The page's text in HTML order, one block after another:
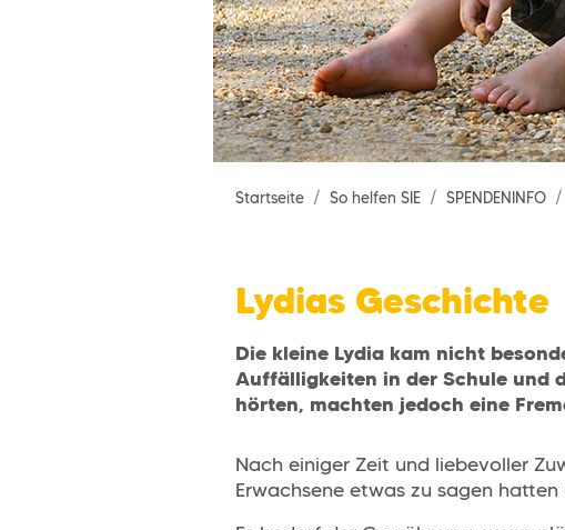
Startseite So helfen SIE SPENDENINFO
Lydias Geschichte
Die kleine Lydia kam nicht
Auffälligkeiten in der Schule und
hörten, machten jedoch eine
Nach einiger Zeit und liebevoller
Erwachsene etwas zu sagen